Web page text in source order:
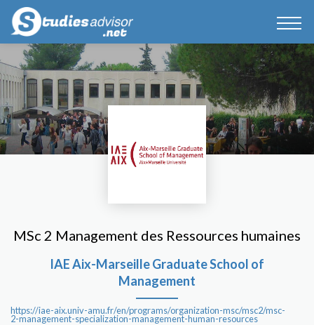
MSc 2 Management des Ressources humaines
IAE Aix-Marseille Graduate School of
Management
https://iae-aix.univ-amu.fr/en/programs/organization-msc/msc2/msc-
2-management-specialization-management-human-resources